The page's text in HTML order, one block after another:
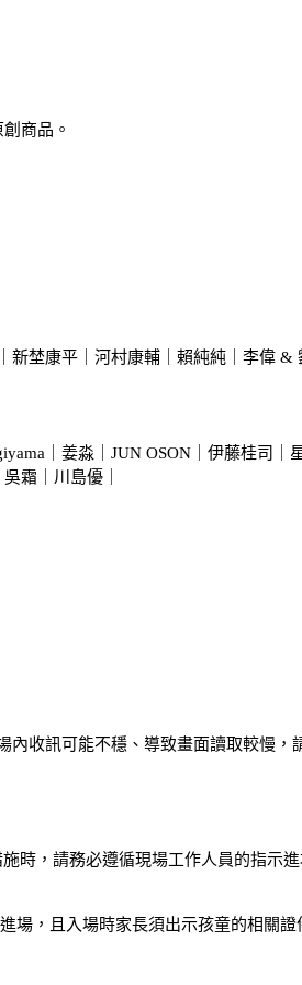
商品。
埜康平｜河村康輔｜賴純純｜李偉
｜姜淼｜JUN OSON｜伊藤桂司
霜｜川島優｜
內收訊可能不穩、導致畫面讀取較慢
時，請務必遵循現場工作人員的指示進
場，且入場時家長須出示孩童的相關證